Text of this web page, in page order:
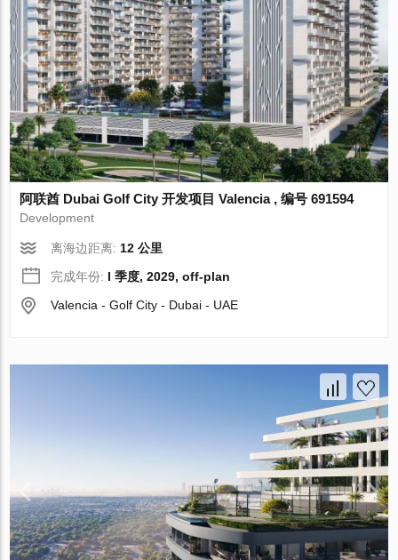
阿联酋 Dubai Golf City 开发项目 Valencia , 编号 691594
Development
离海边距离:12 公里
完成年份: I 季度, 2029, off-plan
Valencia - Golf City - Dubai - UAE